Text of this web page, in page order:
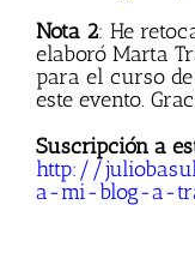
Nota 2: He
elaboró Marta
para el curso
este evento.
Suscripción a
http://
a-mi-blog-a-